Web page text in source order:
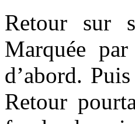
Retour sur
Marquée
d’abord.
Retour